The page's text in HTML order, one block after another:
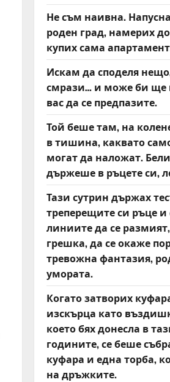
Не съм наивна.
роден град, намерих
купих сама
Искам да споделя
смрази… и може би ще
вас да се предпазите.
Той беше там, на
в тишина, каквато
могат да наложат.
държеше в ръцете си,
Тази сутрин държах
треперещите си ръце и
линиите да се
грешка, да се окаже
тревожна фантазия,
умората.
Когато затворих
изскърца като
което бях донесла в
годините, се беше
куфара и една торба,
на дръжките.